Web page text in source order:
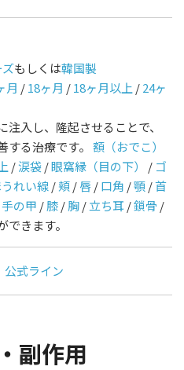
もしくは韓国製
月 /18ヶ月 /18ヶ月以上 /24ヶ
入し、隆起させることで、
る治療です。 額（おでこ）
/涙袋/眼窩縁（目の下） / ゴ
うれい線/頬/唇/口角 /顎/首
手の甲 /膝/胸/立ち耳/鎖骨 /
きます。
公式ライン
副作用